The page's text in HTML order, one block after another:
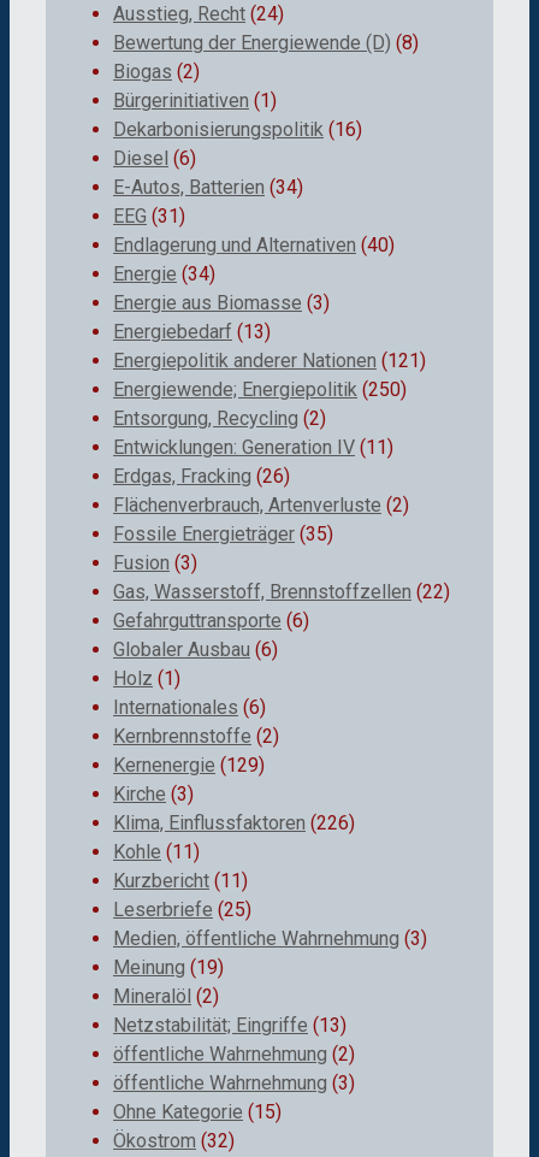
Ausstieg, Recht (24)
Bewertung der Energiewende (D) (8)
Biogas (2)
Bürgerinitiativen (1)
Dekarbonisierungspolitik (16)
Diesel (6)
E-Autos, Batterien (34)
EEG (31)
Endlagerung und Alternativen (40)
Energie (34)
Energie aus Biomasse (3)
Energiebedarf (13)
Energiepolitik anderer Nationen (121)
Energiewende; Energiepolitik (250)
Entsorgung, Recycling (2)
Entwicklungen: Generation IV (11)
Erdgas, Fracking (26)
Flächenverbrauch, Artenverluste (2)
Fossile Energieträger (35)
Fusion (3)
Gas, Wasserstoff, Brennstoffzellen (22)
Gefahrguttransporte (6)
Globaler Ausbau (6)
Holz (1)
Internationales (6)
Kernbrennstoffe (2)
Kernenergie (129)
Kirche (3)
Klima, Einflussfaktoren (226)
Kohle (11)
Kurzbericht (11)
Leserbriefe (25)
Medien, öffentliche Wahrnehmung (3)
Meinung (19)
Mineralöl (2)
Netzstabilität; Eingriffe (13)
öffentliche Wahrnehmung (2)
öffentliche Wahrnehmung (3)
Ohne Kategorie (15)
Ökostrom (32)